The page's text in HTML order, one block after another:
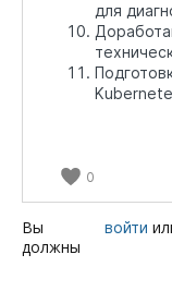
для
0
Вы
должны
войти